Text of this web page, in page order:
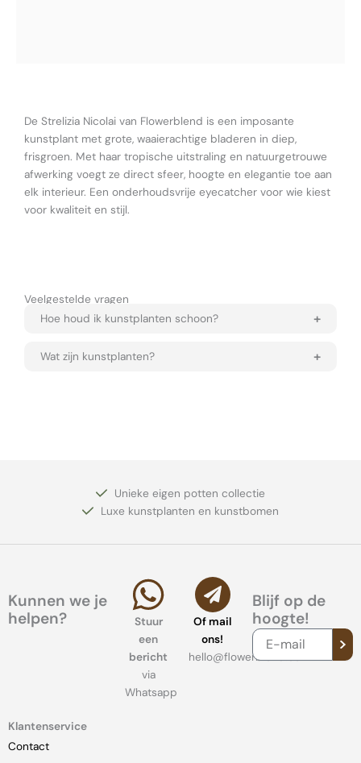
De Strelizia Nicolai van Flowerblend is een imposante
kunstplant met grote, waaierachtige bladeren in diep,
frisgroen. Met haar tropische uitstraling en natuurgetrouwe
afwerking voegt ze direct sfeer, hoogte en elegantie toe aan
elk interieur. Een onderhoudsvrije eyecatcher voor wie kiest
voor kwaliteit en stijl.
Veelgestelde vragen
Hoe houd ik kunstplanten schoon?
Wat zijn kunstplanten?
Unieke eigen potten collectie
Luxe kunstplanten en kunstbomen
Kunnen we je
helpen?
Stuur
een
bericht
via
Whatsapp
Of mail
ons!
hello@flowerblend.com
Blijf op de
hoogte!
E-
mail
Klantenservice
Contact